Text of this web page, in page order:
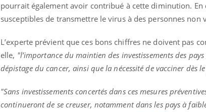
pourrait également avoir contribué à cette diminution.
susceptibles de transmettre le virus à des personnes non
L’experte prévient que ces bons chiffres ne doivent pas
elle, "l’importance du maintien des investissements des
dépistage du cancer, ainsi que la nécessité de vacciner dès
"Sans investissements concertés dans ces mesures
continueront de se creuser, notamment dans les pays à